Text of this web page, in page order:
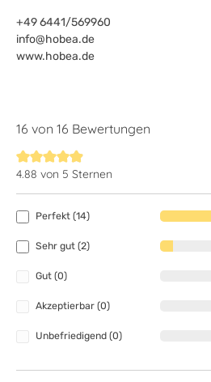
+49 6441/569960
info@hobea.de
www.hobea.de
16 von 16 Bewertungen
Durchschnittliche Bewertung von 4.8
4.88 von 5 Sternen
Perfekt (14)
Sehr gut (2)
Gut (0)
Akzeptierbar (0)
Unbefriedigend (0)